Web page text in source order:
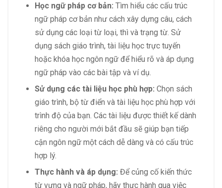
Học ngữ pháp cơ bản: Tìm hiểu các cấu trúc
ngữ pháp cơ bản như cách xây dựng câu, cách
sử dụng các loại từ loại, thì và trạng từ. Sử
dụng sách giáo trình, tài liệu học trực tuyến
hoặc khóa học ngôn ngữ để hiểu rõ và áp dụng
ngữ pháp vào các bài tập và ví dụ.
Sử dụng các tài liệu học phù hợp: Chọn sách
giáo trình, bộ từ điển và tài liệu học phù hợp với
trình độ của bạn. Các tài liệu được thiết kế dành
riêng cho người mới bắt đầu sẽ giúp bạn tiếp
cận ngôn ngữ một cách dễ dàng và có cấu trúc
hợp lý.
Thực hành và áp dụng: Để củng cố kiến thức
từ vựng và ngữ pháp, hãy thực hành qua việc